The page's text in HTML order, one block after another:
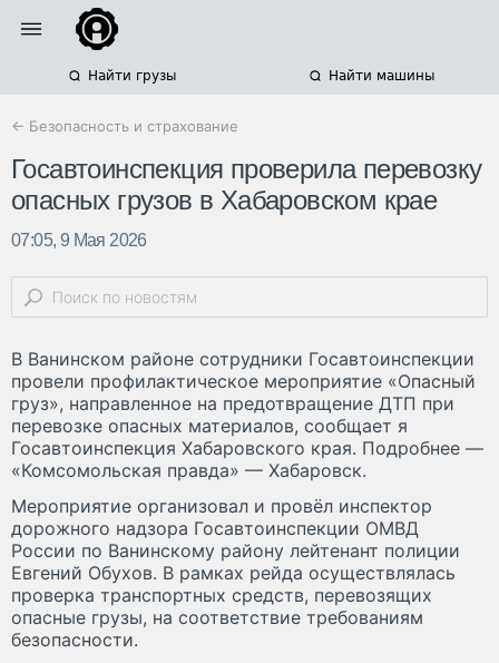
Найти грузы Найти машины
← Безопасность и страхование
Госавтоинспекция проверила перевозку
опасных грузов в Хабаровском крае
07:05, 9 Мая 2026
В Ванинском районе сотрудники Госавтоинспекции
провели профилактическое мероприятие «Опасный
груз», направленное на предотвращение ДТП при
перевозке опасных материалов, сообщает я
Госавтоинспекция Хабаровского края. Подробнее —
«Комсомольская правда» — Хабаровск.
Мероприятие организовал и провёл инспектор
дорожного надзора Госавтоинспекции ОМВД
России по Ванинскому району лейтенант полиции
Евгений Обухов. В рамках рейда осуществлялась
проверка транспортных средств, перевозящих
опасные грузы, на соответствие требованиям
безопасности.